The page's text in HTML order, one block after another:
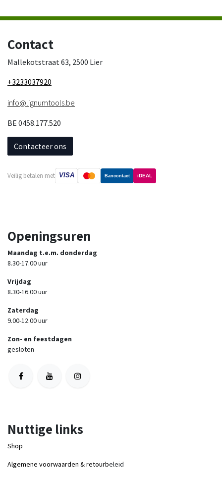
Contact
Mallekotstraat 63, 2500 Lier
+3233037920
info@lignumtools.be
BE 0458.177.520
Contacteer ons
Veilig betalen met VISA Bancontact iDEAL
Openingsuren
Maandag t.e.m. donderdag
8.30-17.00 uur
Vrijdag
8.30-16.00 uur
Zaterdag
9.00-12.00 uur
Zon- en feestdagen
gesloten
Nuttige links
Shop
Algemene voorwaarden & retourbeleid